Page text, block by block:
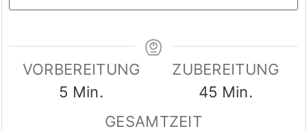
VORBEREITUNG
5 Minuten
Min.
ZUBEREITUNG
45 Minuten
Min.
GESAMTZEIT